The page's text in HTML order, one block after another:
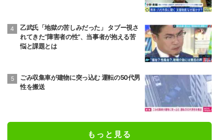
乙武氏「地獄の苦しみだった」 タブー視さ
れてきた“障害者の性”、当事者が抱える苦
悩と課題とは
ごみ収集車が建物に突っ込む 運転の50代男
性を搬送
もっと見る